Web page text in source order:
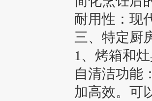
耐用性：现
三、特定厨
1、烤箱和
自清洁功能
加高效。可